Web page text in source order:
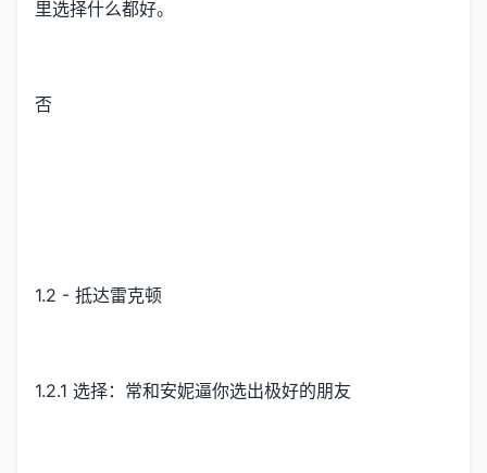
里选择什么都好。
否
1.2 - 抵达雷克顿
1.2.1 选择：常和安妮逼你选出极好的朋友